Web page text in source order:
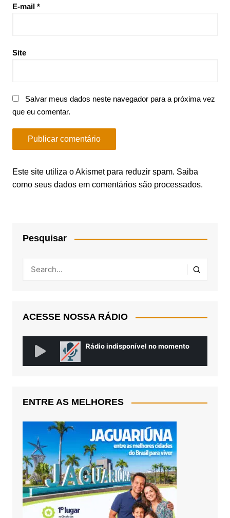
E-mail *
Site
Salvar meus dados neste navegador para a próxima vez
que eu comentar.
Este site utiliza o Akismet para reduzir spam. Saiba
como seus dados em comentários são processados.
Pesquisar
ACESSE NOSSA RÁDIO
ENTRE AS MELHORES